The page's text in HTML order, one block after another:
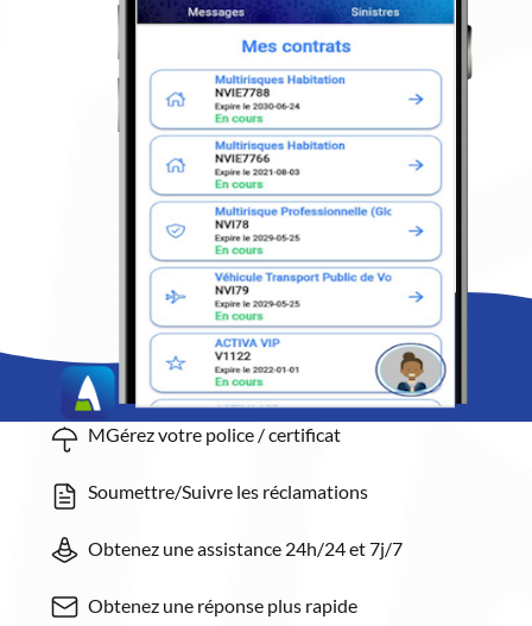
MGérez votre police / certificat
Soumettre/Suivre les réclamations
Obtenez une assistance 24h/24 et 7j/7
Obtenez une réponse plus rapide